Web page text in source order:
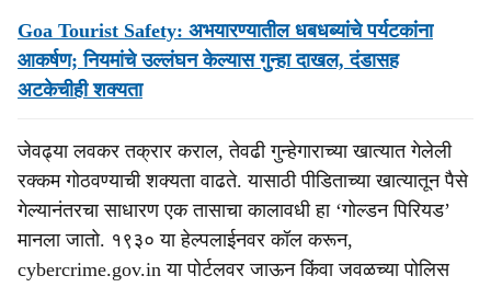
Goa Tourist Safety: अभयारण्यातील धबधब्यांचे पर्यटकांना
आकर्षण; नियमांचे उल्लंघन केल्यास गुन्हा दाखल, दंडासह
अटकेचीही शक्यता
जेवढ्या लवकर तक्रार कराल, तेवढी गुन्हेगाराच्या खात्यात गेलेली
रक्कम गोठवण्याची शक्यता वाढते. यासाठी पीडिताच्या खात्यातून पैसे
गेल्यानंतरचा साधारण एक तासाचा कालावधी हा ‘गोल्डन पिरियड’
मानला जातो. १९३० या हेल्पलाईनवर कॉल करून,
cybercrime.gov.in या पोर्टलवर जाऊन किंवा जवळच्या पोलिस